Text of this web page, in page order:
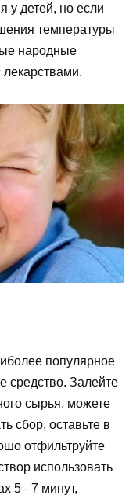
у детей, но если
температуры
народные
лекарствами.
популярное
средство. Залейте
сырья, можете
сбор, оставьте в
отфильтруйте
использовать
5– 7 минут,